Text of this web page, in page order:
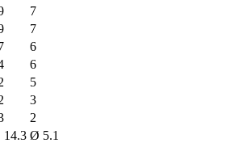
7
7
6
6
5
3
2
Ø 5.1